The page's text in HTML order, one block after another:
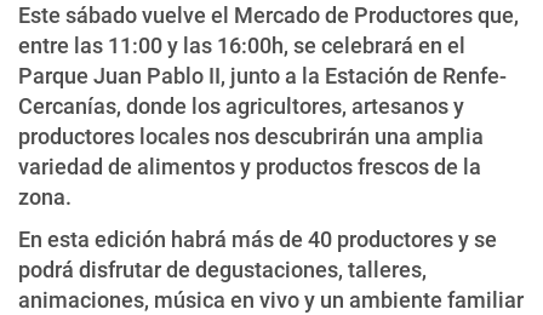
Este sábado vuelve el Mercado de Productores que,
entre las 11:00 y las 16:00h, se celebrará en el
Parque Juan Pablo II, junto a la Estación de Renfe-
Cercanías, donde los agricultores, artesanos y
productores locales nos descubrirán una amplia
variedad de alimentos y productos frescos de la
zona.
En esta edición habrá más de 40 productores y se
podrá disfrutar de degustaciones, talleres,
animaciones, música en vivo y un ambiente familiar